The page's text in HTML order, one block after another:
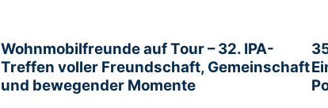
Wohnmobilfreunde auf Tour – 32. IPA-
Treffen voller Freundschaft, Gemeinschaft
und bewegender Momente